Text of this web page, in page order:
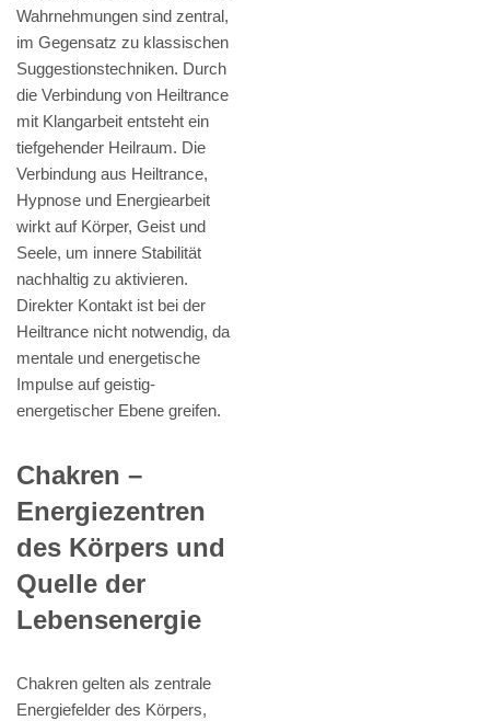
Wahrnehmungen sind zentral,
im Gegensatz zu klassischen
Suggestionstechniken. Durch
die Verbindung von Heiltrance
mit Klangarbeit entsteht ein
tiefgehender Heilraum. Die
Verbindung aus Heiltrance,
Hypnose und Energiearbeit
wirkt auf Körper, Geist und
Seele, um innere Stabilität
nachhaltig zu aktivieren.
Direkter Kontakt ist bei der
Heiltrance nicht notwendig, da
mentale und energetische
Impulse auf geistig-
energetischer Ebene greifen.
Chakren –
Energiezentren
des Körpers und
Quelle der
Lebensenergie
Chakren gelten als zentrale
Energiefelder des Körpers,